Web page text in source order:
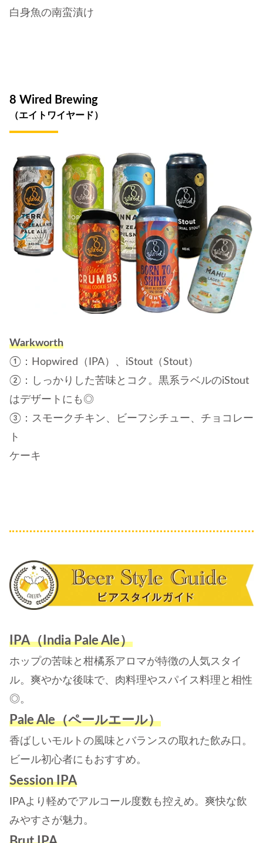
白身魚の南蛮漬け
8 Wired Brewing
（エイトワイヤード）
Warkworth
①：Hopwired（IPA）、iStout（Stout）
②：しっかりした苦味とコク。黒系ラベルのiStout
はデザートにも◎
③：スモークチキン、ビーフシチュー、チョコレー
ト
ケーキ
IPA（India Pale Ale）
ホップの苦味と柑橘系アロマが特徴の人気スタイ
ル。爽やかな後味で、肉料理やスパイス料理と相性
◎。
Pale Ale（ペールエール）
香ばしいモルトの風味とバランスの取れた飲み口。
ビール初心者にもおすすめ。
Session IPA
IPAより軽めでアルコール度数も控えめ。爽快な飲
みやすさが魅力。